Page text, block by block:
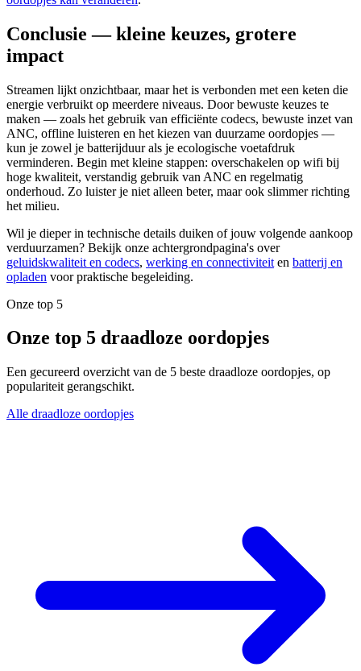
Conclusie — kleine keuzes, grotere
impact
Streamen lijkt onzichtbaar, maar het is verbonden met een keten die
energie verbruikt op meerdere niveaus. Door bewuste keuzes te
maken — zoals het gebruik van efficiënte codecs, bewuste inzet van
ANC, offline luisteren en het kiezen van duurzame oordopjes —
kun je zowel je batterijduur als je ecologische voetafdruk
verminderen. Begin met kleine stappen: overschakelen op wifi bij
hoge kwaliteit, verstandig gebruik van ANC en regelmatig
onderhoud. Zo luister je niet alleen beter, maar ook slimmer richting
het milieu.
Wil je dieper in technische details duiken of jouw volgende aankoop
verduurzamen? Bekijk onze achtergrondpagina's over
geluidskwaliteit en codecs, werking en connectiviteit en batterij en
opladen voor praktische begeleiding.
Onze top 5
Onze top 5 draadloze oordopjes
Een gecureerd overzicht van de 5 beste draadloze oordopjes, op
populariteit gerangschikt.
Alle draadloze oordopjes